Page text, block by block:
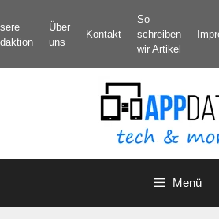
Inhalt
springen
Über
uns
Kontakt
So
schreiben
wir Artikel
Menü